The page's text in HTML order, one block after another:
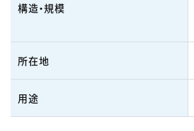
構造・規模
所在地
用途